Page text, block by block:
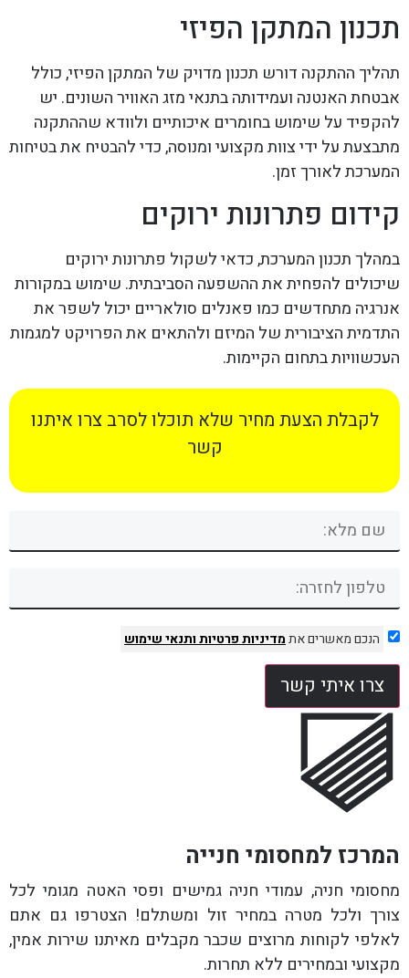
תכנון המתקן הפיזי
תהליך ההתקנה דורש תכנון מדויק של המתקן הפיזי, כולל
אבטחת האנטנה ועמידותה בתנאי מזג האוויר השונים. יש
להקפיד על שימוש בחומרים איכותיים ולוודא שההתקנה
מתבצעת על ידי צוות מקצועי ומנוסה, כדי להבטיח את בטיחות
המערכת לאורך זמן.
קידום פתרונות ירוקים
במהלך תכנון המערכת, כדאי לשקול פתרונות ירוקים
שיכולים להפחית את ההשפעה הסביבתית. שימוש במקורות
אנרגיה מתחדשים כמו פאנלים סולאריים יכול לשפר את
התדמית הציבורית של המיזם ולהתאים את הפרויקט למגמות
העכשוויות בתחום הקיימות.
לקבלת הצעת מחיר שלא תוכלו לסרב צרו איתנו
קשר
הנכם מאשרים אתמדיניות פרטיותותנאי שימוש
צרו איתי קשר
המרכז למחסומי חנייה
מחסומי חניה, עמודי חניה גמישים ופסי האטה מגומי לכל
צורך ולכל מטרה במחיר זול ומשתלם! הצטרפו גם אתם
לאלפי לקוחות מרוצים שכבר מקבלים מאיתנו שירות אמין,
מקצועי ובמחירים ללא תחרות.